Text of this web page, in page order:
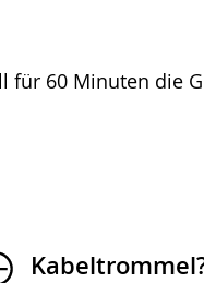
für 60 Minuten die